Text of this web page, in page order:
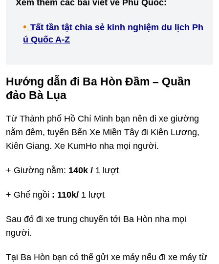
Xem thêm các bài viết về Phú Quốc:
Tất tần tật chia sẻ kinh nghiệm du lịch Ph
ú Quốc A-Z
Hướng dẫn đi Ba Hòn Đầm – Quần
đảo Bà Lụa
Từ Thành phố Hồ Chí Minh bạn nên đi xe giường
nằm đêm, tuyến Bến Xe Miền Tây đi Kiên Lương,
Kiên Giang. Xe KumHo nha mọi người.
+ Giường nằm: 140k / 1 lượt
+ Ghế ngồi : 110k/ 1 lượt
Sau đó đi xe trung chuyển tới Ba Hòn nha mọi
người.
Tại Ba Hòn bạn có thể gửi xe máy nếu đi xe máy từ